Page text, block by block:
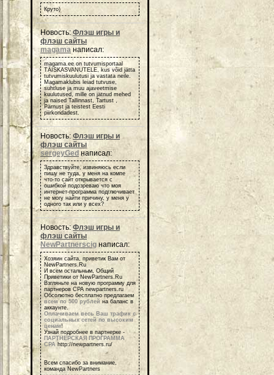
Круто)
Новость:Флэш игры и
флэш сайты
magama написал:
magama.ee on tutvumisportaal
TÄISKASVANUTELE, kus võid jätta
tutvumiskuulutusi ja vastata neile.
Magamaklubis leiad tutvuse,
suhtluse ja muu ajaveetmise
kuulutused, mille on jätnud mehed
ja naised Tallinnast, Tartust ,
Pärnust ja teistest Eesti
piirkondadest.
Новость: Флэш игры и
флэш сайты
sergeyGed написал:
Здравствуйте, извиняюсь если
пишу не туда, у меня на компе
что-то сайт открывается с
ошибкой подозреваю что моя
интернет-программа подглючивает
не могу найти причину, у меня у
одного так или у всех?
Новость:Флэш игры и
флэш сайты
NewPartnerscig написал:
Хозяин сайта, приветик Вам от
NewPartners.Ru
И всем остальным, Общий
Приветики от NewPartners.Ru
Взгляньте на новую программу для
партнеров СРА newpartners.ru
Обсолютно бесплатно предлагаем
всем по 500 рублей на баланс в
аккаунте.
Оплачиваем весь Ваш трафик с
социальных сетей по высоким
ценам!
Узнай подробнее в партнерке -
ПАРТНЕРСКАЯ ПРОГРАММА
СРА http://newpartners.ru/
Всем спасибо за внимание,
команда NewPartners